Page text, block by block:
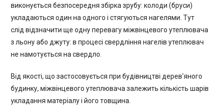
виконується безпосередня збірка зрубу: колоди (бруси)
укладаються один на одного і стягуються нагелями. Тут
слід відзначити ще одну перевагу міжвінцевого утеплювача
з льону або джуту: в процесі свердління нагелів утеплювач
не намотується на свердло.
Від якості, що застосовується при будівництві дерев'яного
будинку, міжвінцевого утеплювача залежить кількість шарів
укладання матеріалу і його товщина.